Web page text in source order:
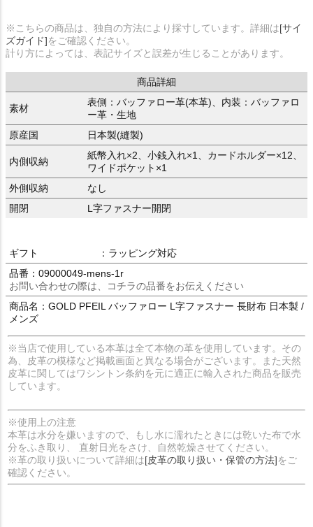
※こちらの商品は、独自の方法により採寸しています。詳細は[サイ
ズガイド]をご確認ください。
計り方によっては、表記サイズと誤差が生じることがあります。
商品詳細
素材
表側：バッファロー革(本革)、内装：バッファロ
ー革・生地
原産国
日本製(縫製)
内側収納
紙幣入れ×2、小銭入れ×1、カードホルダー×12、
ワイドポケット×1
外側収納
なし
開閉
L字ファスナー開閉
ギフト
：ラッピング対応
品番：09000049-mens-1r
お問い合わせの際は、コチラの品番をお伝えください
商品名：GOLD PFEIL バッファロー L字ファスナー 長財布 日本製 /
メンズ
※当店で使用している本革は全て本物の革を使用しています。その
為、皮革の模様など掲載画面と異なる場合がございます。また天然
皮革に関してはワシントン条約を元に適正に輸入された商品を販売
しています。
※使用上の注意
本革は水分を嫌いますので、もし水に濡れたときには乾いた布で水
分をふき取り、 直射日光をさけ、自然乾燥させてください。
※革の取り扱いについて詳細は[皮革の取り扱い・保管の方法]をご
確認ください。